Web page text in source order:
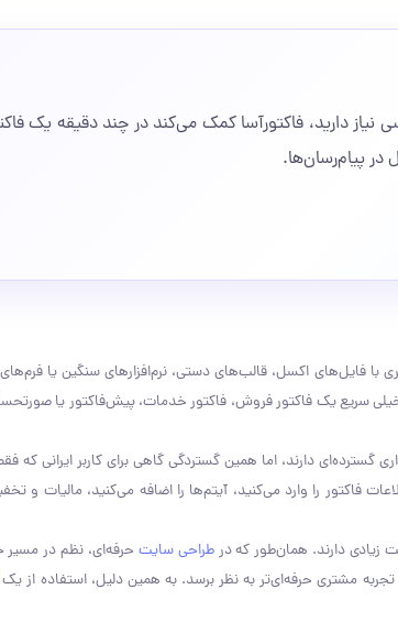
نیاز دارید، فاکتورآسا کمک می‌کند در چند دقیقه یک
فایل‌های اکسل، قالب‌های دستی، نرم‌افزارهای سنگین یا فرم‌های
سریع یک فاکتور فروش، فاکتور خدمات، پیش‌فاکتور یا
گسترده‌ای دارند، اما همین گستردگی گاهی برای کاربر ایرانی
فاکتور را وارد می‌کنید، آیتم‌ها را اضافه می‌کنید، مالیات و
زیادی دارند. همان‌طور که درطراحی سایت حرفه‌ای، نظم در مسیر
مشتری حرفه‌ای‌تر به نظر برسد. به همین دلیل، استفاده از یک
در دنیای دیجیتال امروز، سرعت